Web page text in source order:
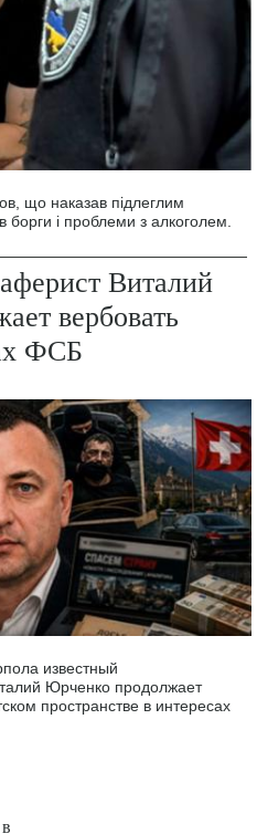
що наказав підлеглим
борги і проблеми з алкоголем.
Виталий
вербовать
ФСБ
известный
Юрченко продолжает
пространстве в интересах